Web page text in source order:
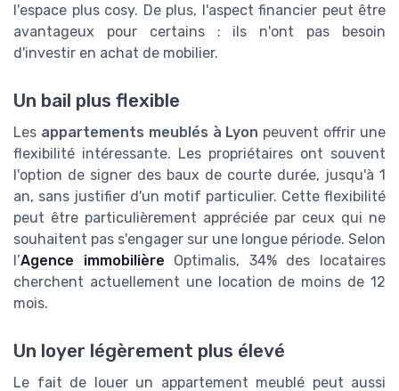
l'espace plus cosy. De plus, l'aspect financier peut être
avantageux pour certains : ils n'ont pas besoin
d'investir en achat de mobilier.
Un bail plus flexible
Les appartements meublés à Lyon peuvent offrir une
flexibilité intéressante. Les propriétaires ont souvent
l'option de signer des baux de courte durée, jusqu'à 1
an, sans justifier d'un motif particulier. Cette flexibilité
peut être particulièrement appréciée par ceux qui ne
souhaitent pas s'engager sur une longue période. Selon
l’Agence immobilière Optimalis, 34% des locataires
cherchent actuellement une location de moins de 12
mois.
Un loyer légèrement plus élevé
Le fait de louer un appartement meublé peut aussi